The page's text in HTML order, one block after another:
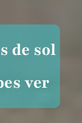
de sol
ver